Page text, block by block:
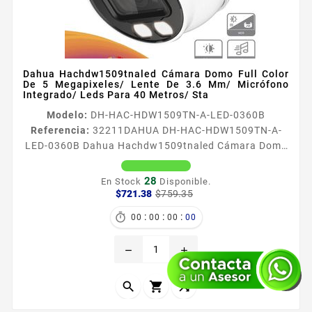
Dahua Hachdw1509tnaled Cámara Domo Full Color
De 5 Megapixeles/ Lente De 3.6 Mm/ Micrófono
Integrado/ Leds Para 40 Metros/ Sta
Modelo: DH-HAC-HDW1509TN-A-LED-0360B
Referencia: 32211 DAHUA DH-HAC-HDW1509TN-A-
LED-0360B Dahua Hachdw1509tnaled Cámara Domo
Full Color De 5 Megapixeles/ Lente De 3.6 Mm/
Micrófono Integrado/ Leds Para 40 Metros/ Sta
Información General La cámara modelo
incorpora un lente de 36mm dando un ángulo de
visión...
En Stock 28 Disponible.
$721.38 $759.35
 146 : 19 : 25 : 46
remove add
  